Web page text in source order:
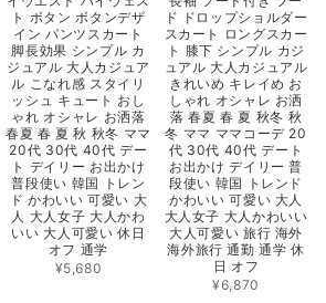
ト ボタン ボタンデザ
イン パンツスカート
脚長効果 シンプル カ
ジュアル 大人カジュア
ル こなれ感 スタイリ
ッシュ キュート おし
ゃれ オシャレ お洒落
春夏 春 夏 秋 秋冬 ママ
20代 30代 40代 デー
ト デイリー お出かけ
普段使い 韓国 トレン
ド かわいい 可愛い 大
人 大人女子 大人かわ
いい 大人可愛い 休日
オフ 通学
¥5,680
ド ドロップショルダー
スカート ロングスカー
ト 膝下 シンプル カジ
ュアル 大人カジュアル
きれいめ キレイめ お
しゃれ オシャレ お洒
落 春夏 春 夏 秋冬 秋
冬 ママ ママコーデ 20
代 30代 40代 デート
お出かけ デイリー 普
段使い 韓国 トレンド
かわいい 可愛い 大人
大人女子 大人かわいい
大人可愛い 旅行 海外
海外旅行 通勤 通学 休
日 オフ
¥6,870